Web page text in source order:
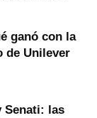
ganó con la
de Unilever
Senati: las